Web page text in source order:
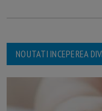
NOUTATI INCEPEREA